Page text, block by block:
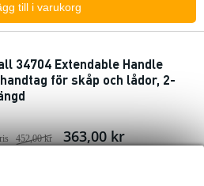
till i varukorg
34704 Extendable Handle
för skåp och lådor, 2-
452,00 kr 363,00 kr